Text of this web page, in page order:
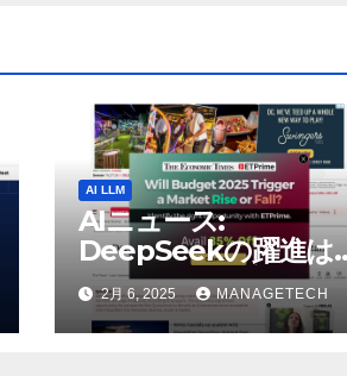
AI LLM
AIニュース:
DeepSeekの躍進は
AIの巨人に役立つだろ
うとウォール街のアナ
リストが語る – The
2月 6, 2025 MANAGETECH